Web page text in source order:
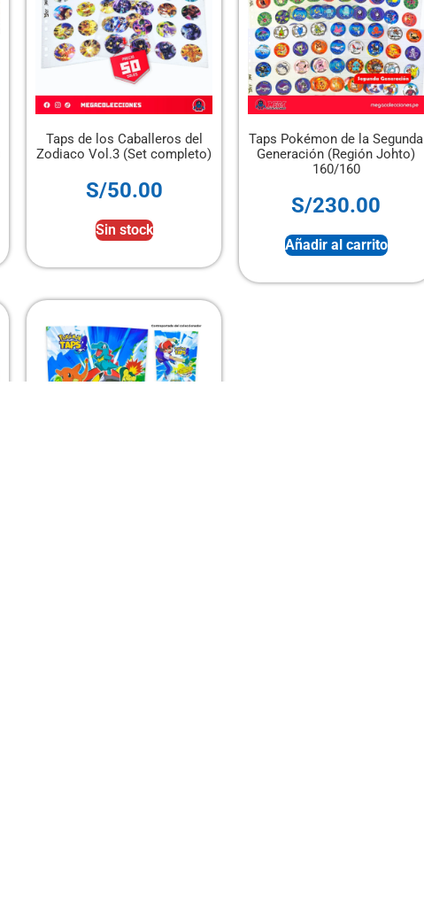
Taps de los Caballeros del
Zodiaco Vol.3 (Set completo)
S/50.00
Sin stock
Taps Pokémon de la Segunda
Generación (Región Johto)
160/160
S/230.00
Añadir al carrito